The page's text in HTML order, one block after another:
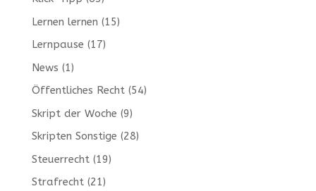
Lernen lernen (15)
Lernpause (17)
News (1)
Öffentliches Recht(54)
Skript der Woche (9)
Skripten Sonstige (28)
Steuerrecht(19)
Strafrecht(21)